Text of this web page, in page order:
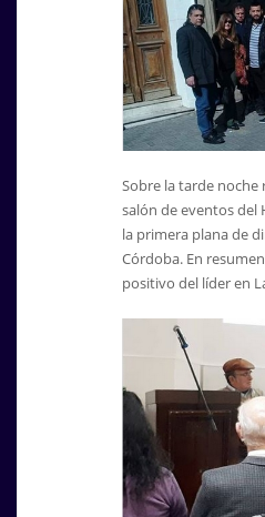
Sobre la tarde noche
salón de eventos
la primera plana de
Córdoba. En
positivo del líder en